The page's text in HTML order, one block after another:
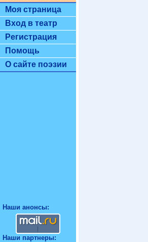
Моя страница
Вход в театр
Регистрация
Помощь
О сайте поэзии
Наши анонсы:
Наши партнеры: